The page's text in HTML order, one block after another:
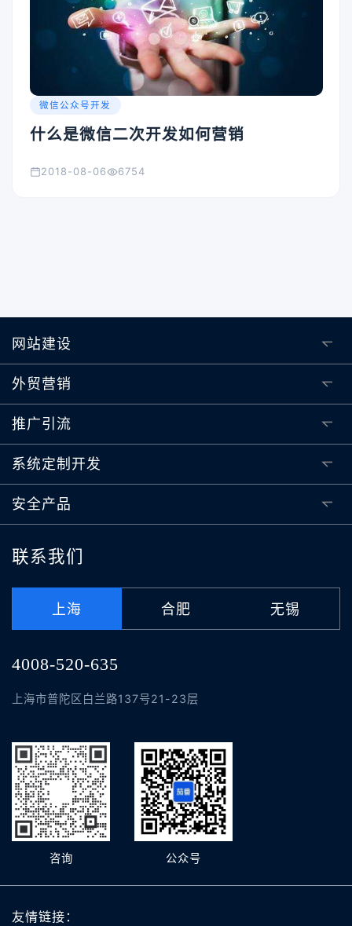
微信公众号开发
什么是微信二次开发如何营销
2018-08-06 6754
网站建设
外贸营销
推广引流
系统定制开发
安全产品
联系我们
上海 合肥 无锡
4008-520-635
上海市普陀区白兰路137号21-23层
咨询 公众号
友情链接：